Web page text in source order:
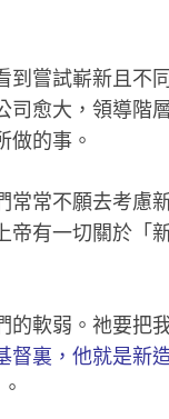
到嘗試嶄新且不
司愈大，領導階
做的事。
常常不願去考慮
帝有一切關於「
的軟弱。祂要把
督裏，他就是新